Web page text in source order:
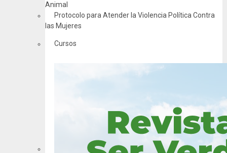
Animal
Protocolo para Atender la Violencia Política Contra
las Mujeres
Cursos